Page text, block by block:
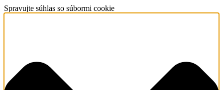
Spravujte súhlas so súbormi cookie